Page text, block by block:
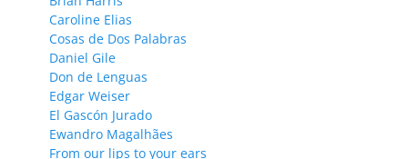
Caroline Elias
Cosas de Dos Palabras
Daniel Gile
Don de Lenguas
Edgar Weiser
El Gascón Jurado
Ewandro Magalhães
From our lips to your ears